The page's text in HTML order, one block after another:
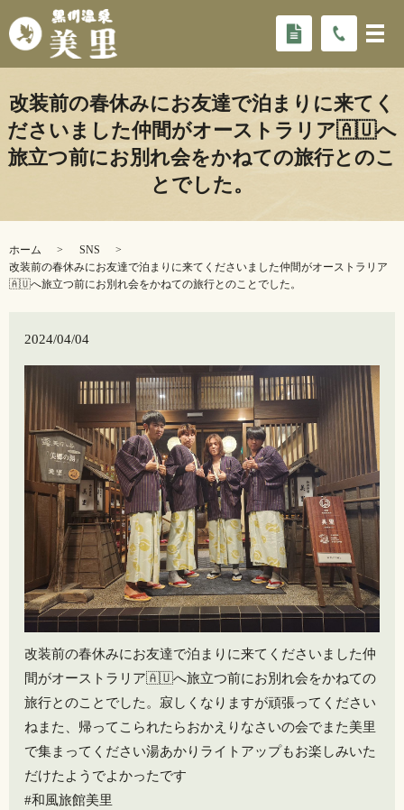
改装前の春休みにお友達で泊まりに来てく
ださいました仲間がオーストラリア🇦🇺へ
旅立つ前にお別れ会をかねての旅行とのこ
とでした。
ホーム
SNS
改装前の春休みにお友達で泊まりに来てくださいました仲間がオーストラリア
🇦🇺へ旅立つ前にお別れ会をかねての旅行とのことでした。
2024/04/04
改装前の春休みにお友達で泊まりに来てくださいました仲
間がオーストラリア🇦🇺へ旅立つ前にお別れ会をかねての
旅行とのことでした。寂しくなりますが頑張ってください
ね️また、帰ってこられたらおかえりなさいの会でまた美里
で集まってください️湯あかりライトアップもお楽しみいた
だけたようでよかったです
#和風旅館美里